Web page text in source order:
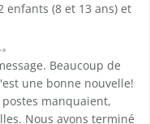
enfants (8 et 13 ans) et
Beaucoup de
une bonne nouvelle!
manquaient,
Nous avons terminé